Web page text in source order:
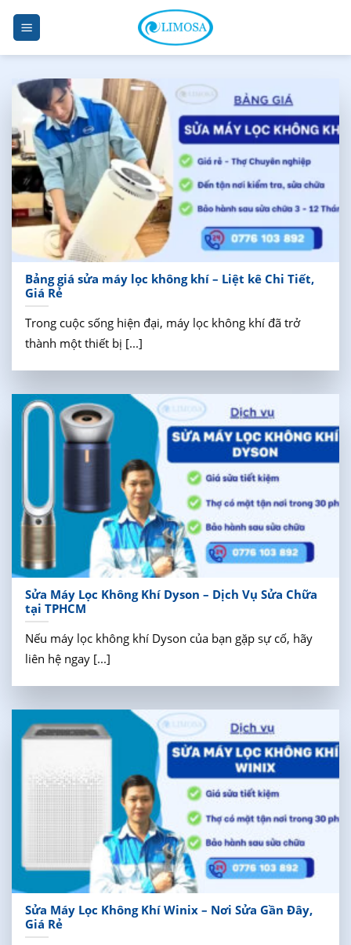
Skip
content
Bảng giá sửa máy lọc không khí – Liệt kê Chi Tiết,
Giá Rẻ
Trong cuộc sống hiện đại, máy lọc không khí đã trở
thành một thiết bị [...]
Sửa Máy Lọc Không Khí Dyson – Dịch Vụ Sửa Chữa
tại TPHCM
Nếu máy lọc không khí Dyson của bạn gặp sự cố, hãy
liên hệ ngay [...]
Sửa Máy Lọc Không Khí Winix – Nơi Sửa Gần Đây,
Giá Rẻ